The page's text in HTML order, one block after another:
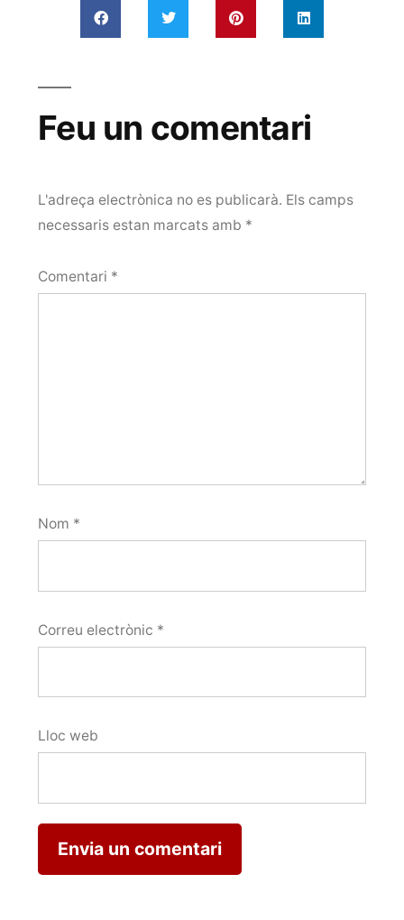
Feu un comentari
L'adreça electrònica no es publicarà. Els camps
necessaris estan marcats amb *
Comentari *
Nom *
Correu electrònic *
Lloc web